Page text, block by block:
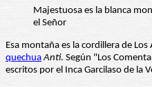
Majestuosa es la blanca
el Señor
Esa montaña es la cordillera de Los
quechua Anti. Según "Los
escritos por el Inca Garcilaso de la